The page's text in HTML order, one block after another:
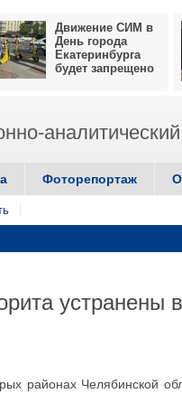
Движение СИМ в
День города
Екатеринбурга
будет запрещено
Фоторепортаж
устранены
районах Челябинской